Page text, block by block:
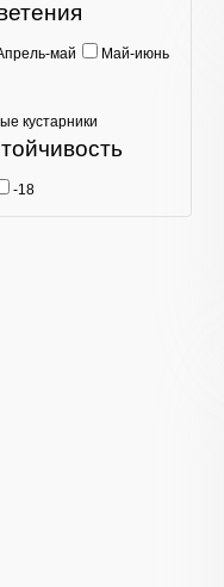
май Май-июнь
кустарники
-18